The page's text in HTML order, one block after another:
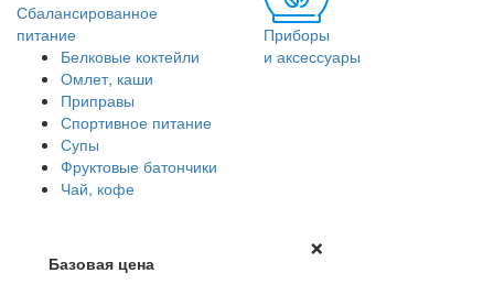
Сбалансированное
питание
Белковые коктейли
Омлет, каши
Приправы
Спортивное питание
Супы
Фруктовые батончики
Чай, кофе
Приборы
и аксессуары
×
Базовая цена